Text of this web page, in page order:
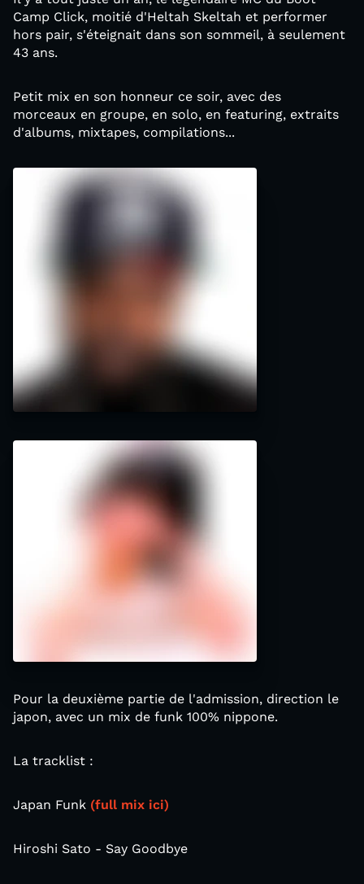
Camp Click, moitié d'Heltah Skeltah et performer
hors pair, s'éteignait dans son sommeil, à seulement
43 ans.
Petit mix en son honneur ce soir, avec des
morceaux en groupe, en solo, en featuring, extraits
d'albums, mixtapes, compilations...
Pour la deuxième partie de l'admission, direction le
japon, avec un mix de funk 100% nippone.
La tracklist :
Japan Funk (full mix ici)
Hiroshi Sato - Say Goodbye